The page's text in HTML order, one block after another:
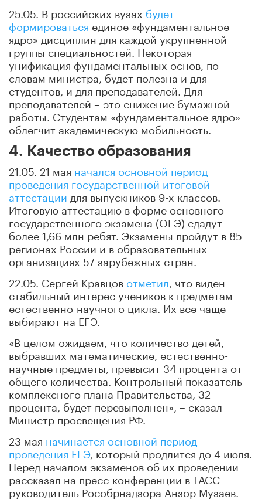
25.05. В российских вузах будет
формироваться единое «фундаментальное
ядро» дисциплин для каждой укрупненной
группы специальностей. Некоторая
унификация фундаментальных основ, по
словам министра, будет полезна и для
студентов, и для преподавателей. Для
преподавателей – это снижение бумажной
работы. Студентам «фундаментальное ядро»
облегчит академическую мобильность.
4. Качество образования
21.05. 21 мая начался основной период
проведения государственной итоговой
аттестации для выпускников 9-х классов.
Итоговую аттестацию в форме основного
государственного экзамена (ОГЭ) сдадут
более 1,66 млн ребят. Экзамены пройдут в 85
регионах России и в образовательных
организациях 57 зарубежных стран.
22.05. Сергей Кравцов отметил , что виден
стабильный интерес учеников к предметам
естественно-научного цикла. Их все чаще
выбирают на ЕГЭ.
«В целом ожидаем, что количество детей,
выбравших математические, естественно-
научные предметы, превысит 34 процента от
общего количества. Контрольный показатель
комплексного плана Правительства, 32
процента, будет перевыполнен», – сказал
Министр просвещения РФ.
23 мая начинается основной период
проведения ЕГЭ, который продлится до 4 июля.
Перед началом экзаменов об их проведении
рассказал на пресс-конференции в ТАСС
руководитель Рособрнадзора Анзор Музаев.